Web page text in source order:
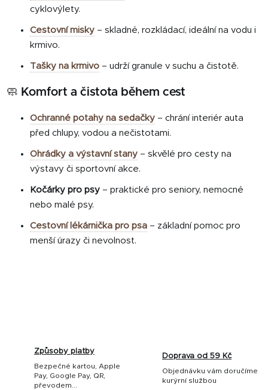
cyklovýlety.
Cestovní misky – skladné, rozkládací, ideální na vodu i
krmivo.
Tašky na krmivo – udrží granule v suchu a čistotě.
🧼 Komfort a čistota během cest
Ochranné potahy na sedačky – chrání interiér auta
před chlupy, vodou a nečistotami.
Ohrádky a výstavní stany – skvělé pro cesty na
výstavy či sportovní akce.
Kočárky pro psy – praktické pro seniory, nemocné
nebo malé psy.
Cestovní lékárnička pro psa – základní pomoc pro
menší úrazy či nevolnost.
Způsoby platby
Bezpečné kartou, Apple
Pay, Google Pay, QR,
převodem...
Doprava od 59 Kč
Objednávku vám doručíme
kurýrní službou